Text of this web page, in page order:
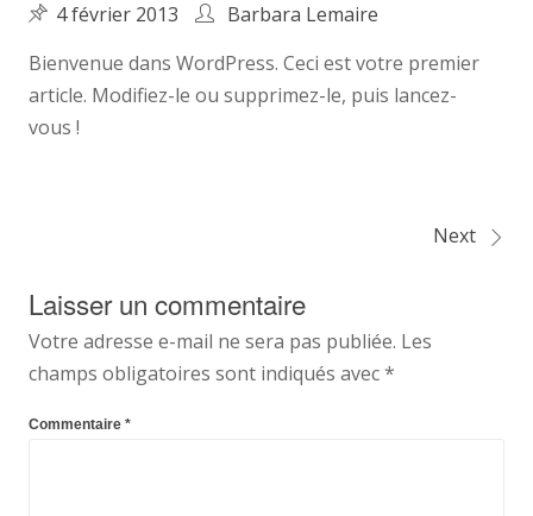
4 février 2013
Barbara Lemaire
Bienvenue dans WordPress. Ceci est votre premier
article. Modifiez-le ou supprimez-le, puis lancez-
vous !
de
l’article
Next
Laisser un commentaire
Votre adresse e-mail ne sera pas publiée. Les
champs obligatoires sont indiqués avec*
Commentaire *